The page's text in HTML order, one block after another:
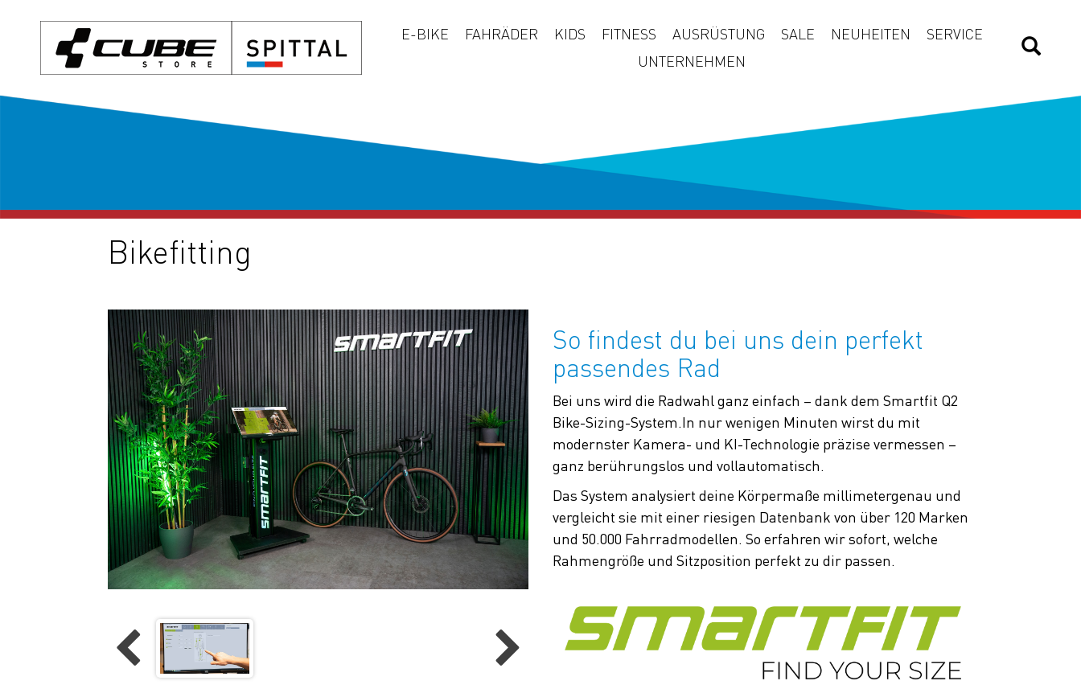
E-BIKE FAHRÄDER KIDS FITNESS AUSRÜSTUNG SALE NEUHEITEN
SERVICE
UNTERNEHMEN
Bikefitting
So findest du bei uns dein perfekt
passendes Rad
Bei uns wird die Radwahl ganz einfach – dank dem Smartfit Q2
Bike-Sizing-System.In nur wenigen Minuten wirst du mit
modernster Kamera- und KI-Technologie präzise vermessen –
ganz berührungslos und vollautomatisch.
Das System analysiert deine Körpermaße millimetergenau und
vergleicht sie mit einer riesigen Datenbank von über 120 Marken
und 50.000 Fahrradmodellen. So erfahren wir sofort, welche
Rahmengröße und Sitzposition perfekt zu dir passen.